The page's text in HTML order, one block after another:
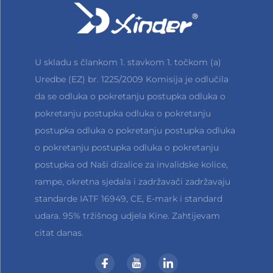
neometan pristup za ostale putnike. Kod
omogućuje da se rampa izvuče direktno preko
postojećih stepenica, eliminirajući potrebu za
skupim izmjenama strukture ulaza. Za
komercijalna vozila poput kombija za
medicinski prijevoz ili dostavne vozeće,
integracija na stražnjim vratima pruža širok,
neometan prolaz korisnicima invalidskih kolica,
čak i kada je vozilo puno tereta ili opreme.
Kompaktni, niskoprogibni dizajn rampe
osigurava da ne zadiru u prostor za putnike,
U skladu s člankom 1. stavkom 1. točkom (a)
Uredbe (EZ) br. 1225/2009 Komisija je odlučila
da se odluka o pokretanju postupka odluka o
pokretanju postupka odluka o pokretanju
postupka odluka o pokretanju postupka odluka
o pokretanju postupka odluka o pokretanju
postupka od Naši dizalice za invalidske kolice,
rampe, okretna sjedala i zadržavači zadržavaju
standarde IATF 16949, CE, E-mark i standard
udara. 95% tržišnog udjela Kine. Zahtijevam
citat danas.